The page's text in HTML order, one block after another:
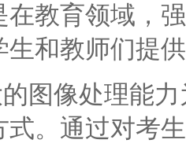
在教育领域，
生和教师们提
像处理能力
式。通过对考